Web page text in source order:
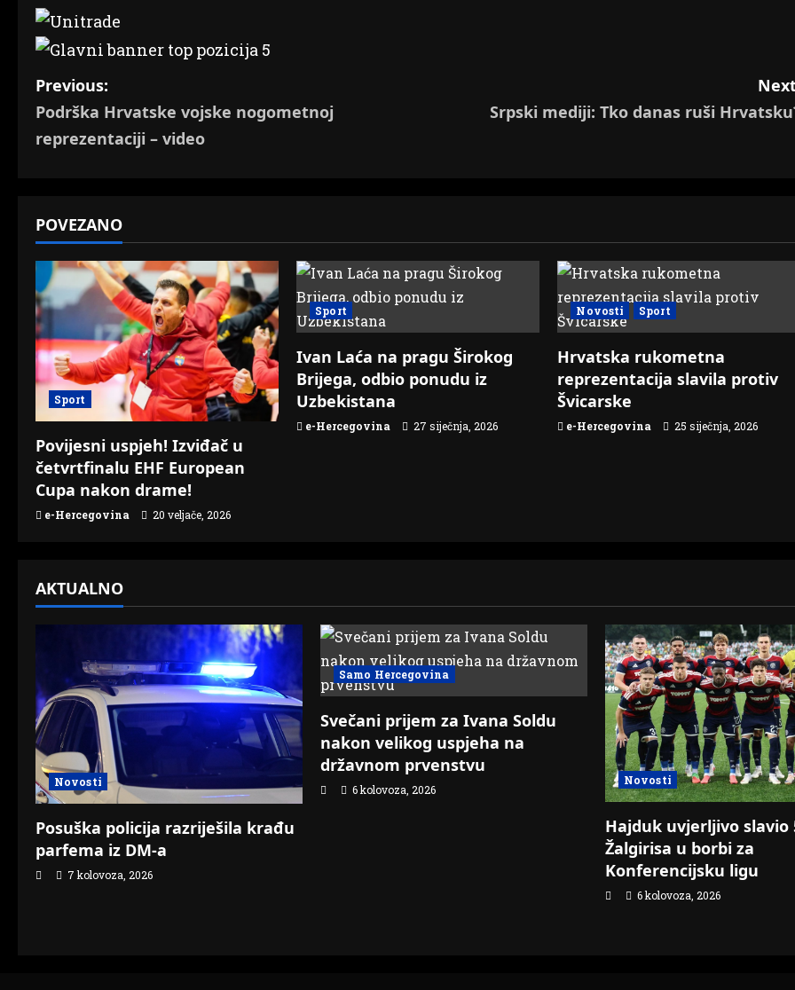
P
o
n
a
v
i
g
a
t
i
n
Previous:
Podrška Hrvatske vojske nogometnoj
reprezentaciji – video
Srpski mediji: Tko danas ruši
POVEZANO
Sport
Povijesni uspjeh! Izviđač u
četvrtfinalu EHF European
Cupa nakon drame!
e-Hercegovina 20 veljače, 2026
Sport
Ivan Laća na pragu Širokog
Brijega, odbio ponudu iz
Uzbekistana
e-Hercegovina 27 siječnja, 2026
Novosti Sport
Hrvatska rukometna
reprezentacija slavila protiv
Švicarske
e-Hercegovina 25 siječnja, 2026
AKTUALNO
Novosti
Posuška policija razriješila krađu
parfema iz DM-a
7 kolovoza, 2026
Samo Hercegovina
Svečani prijem za Ivana Soldu
nakon velikog uspjeha na
državnom prvenstvu
6 kolovoza, 2026
Novosti
Hajduk uvjerljivo slavio
Žalgirisa u borbi za
Konferencijsku ligu
6 kolovoza, 2026